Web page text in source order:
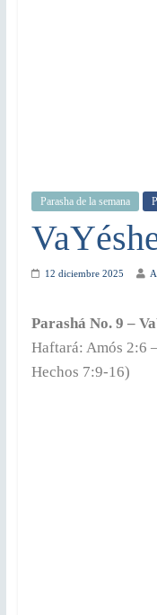
Parasha de la semana
12 diciembre 2025
Parashá No. 9 –
Haftará: Amós 2:6
Hechos 7:9-16)